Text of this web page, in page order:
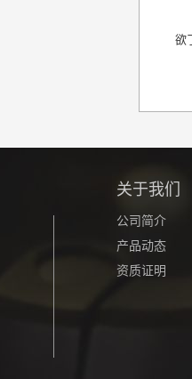
欲
关于我们
公司简介
产品动态
资质证明